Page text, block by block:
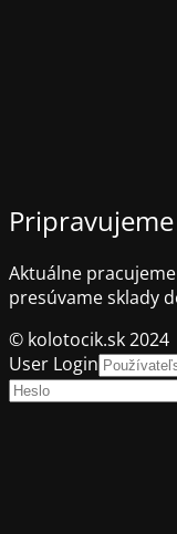
Aktuálne
presúvame sklady
© kolotocik.sk 2024
User Login